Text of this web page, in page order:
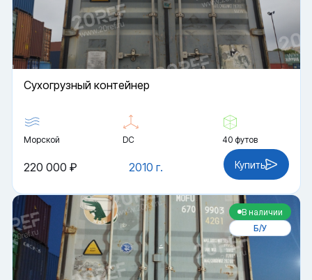
Cухогрузный контейнер
Морской DC 40 футов
2010 г.
220 000 ₽ Купить
В наличии
Б/У